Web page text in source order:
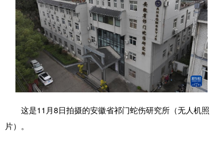
文化 书画 健康 军事
访谈 视频 图片 政务
法律 中央文件 金融 汽车
食品 人居 信息化 数字经济
学术中国 乡村振兴 银龄 溯源中国
城市 旅游 能源 会展
这是11月8日拍摄的安徽省祁门蛇伤研究所（无人机照
片）。